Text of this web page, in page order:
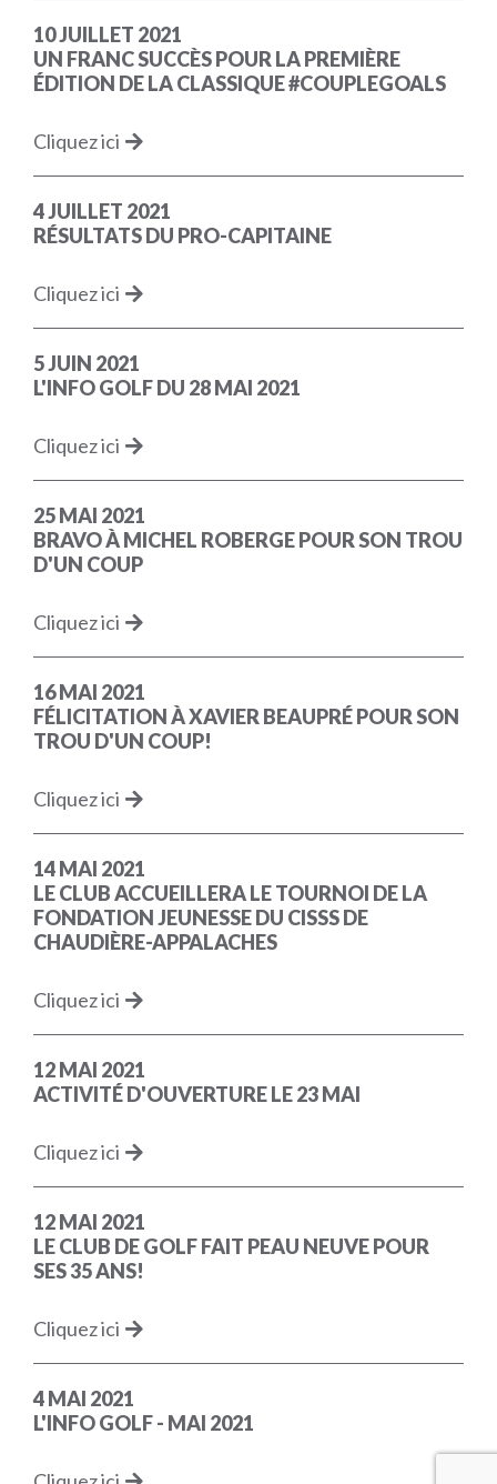
10 JUILLET 2021
UN FRANC SUCCÈS POUR LA PREMIÈRE
ÉDITION DE LA CLASSIQUE #COUPLEGOALS
Cliquez ici
4 JUILLET 2021
RÉSULTATS DU PRO-CAPITAINE
Cliquez ici
5 JUIN 2021
L'INFO GOLF DU 28 MAI 2021
Cliquez ici
25 MAI 2021
BRAVO À MICHEL ROBERGE POUR SON TROU
D'UN COUP
Cliquez ici
16 MAI 2021
FÉLICITATION À XAVIER BEAUPRÉ POUR SON
TROU D'UN COUP!
Cliquez ici
14 MAI 2021
LE CLUB ACCUEILLERA LE TOURNOI DE LA
FONDATION JEUNESSE DU CISSS DE
CHAUDIÈRE-APPALACHES
Cliquez ici
12 MAI 2021
ACTIVITÉ D'OUVERTURE LE 23 MAI
Cliquez ici
12 MAI 2021
LE CLUB DE GOLF FAIT PEAU NEUVE POUR
SES 35 ANS!
Cliquez ici
4 MAI 2021
L'INFO GOLF - MAI 2021